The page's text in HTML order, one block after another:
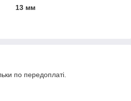
13 мм
по передоплаті.